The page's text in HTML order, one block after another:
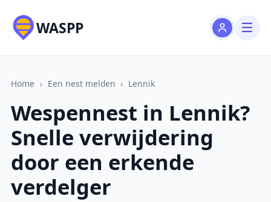
WASPP
Home › Een nest melden › Lennik
Wespennest in Lennik?
Snelle verwijdering
door een erkende
verdelger